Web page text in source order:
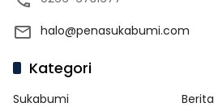
halo@penasukabumi.com
Kategori
Sukabumi
Berita